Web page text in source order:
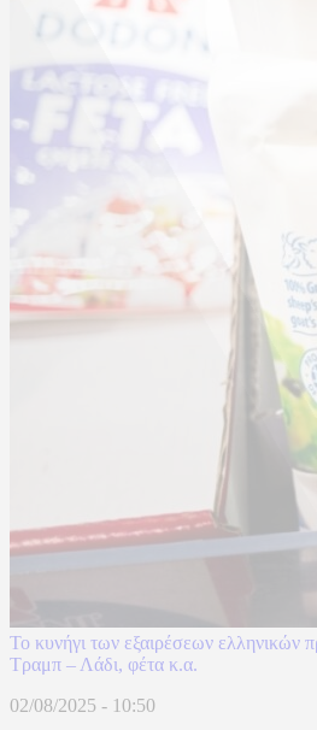
Το κυνήγι των εξαιρέσεων ελληνικών
Τραμπ – Λάδι, φέτα κ.α.
02/08/2025 - 10:50